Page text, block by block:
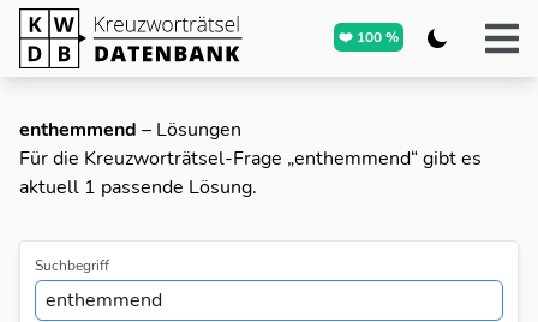
❤️ 100 %
enthemmend – Lösungen
Für die Kreuzworträtsel-Frage „enthemmend“ gibt es
aktuell 1 passende Lösung.
Suchbegriff